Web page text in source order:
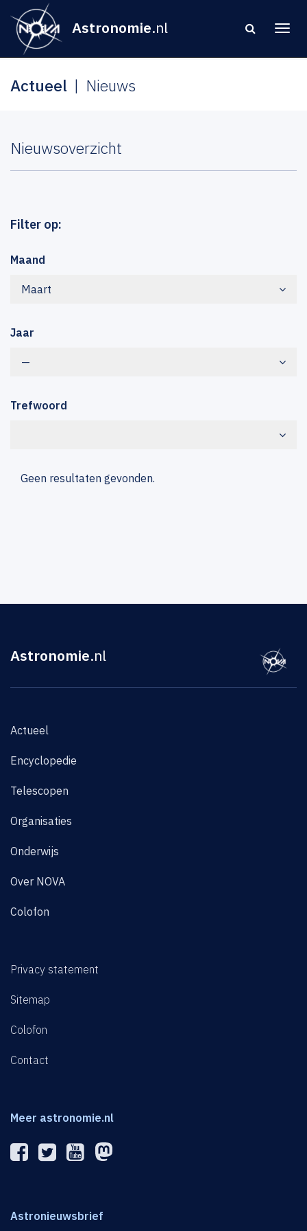
Astronomie.nl
Actueel Nieuws
Nieuwsoverzicht
Filter op:
Maand
Maart
Jaar
—
Trefwoord
Geen resultaten gevonden.
Astronomie.nl
Actueel
Encyclopedie
Telescopen
Organisaties
Onderwijs
Over NOVA
Colofon
Privacy statement
Sitemap
Colofon
Contact
Meer astronomie.nl
Astronieuwsbrief